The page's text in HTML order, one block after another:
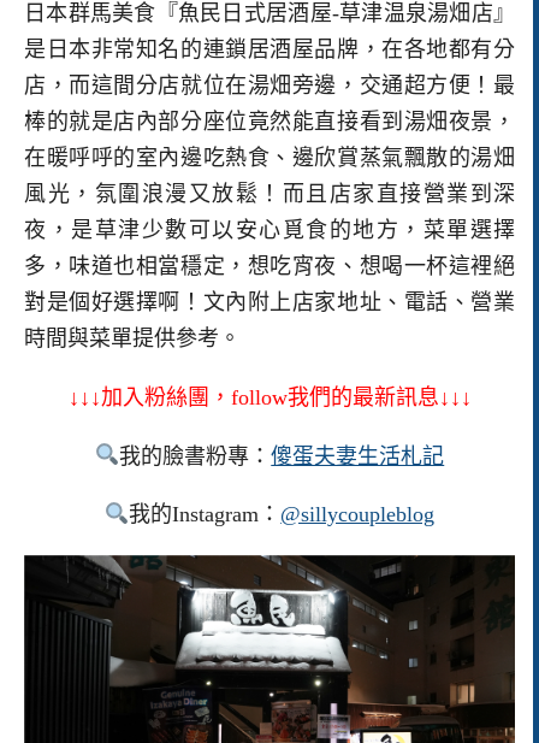
日本群馬美食『魚民日式居酒屋-草津温泉湯畑店』
是日本非常知名的連鎖居酒屋品牌，在各地都有分
店，而這間分店就位在湯畑旁邊，交通超方便！最
棒的就是店內部分座位竟然能直接看到湯畑夜景，
在暖呼呼的室內邊吃熱食、邊欣賞蒸氣飄散的湯畑
風光，氛圍浪漫又放鬆！而且店家直接營業到深
夜，是草津少數可以安心覓食的地方，菜單選擇
多，味道也相當穩定，想吃宵夜、想喝一杯這裡絕
對是個好選擇啊！文內附上店家地址、電話、營業
時間與菜單提供參考。
↓↓↓加入粉絲團，follow我們的最新訊息↓↓↓
我的臉書粉專：傻蛋夫妻生活札記
我的Instagram： @sillycoupleblog